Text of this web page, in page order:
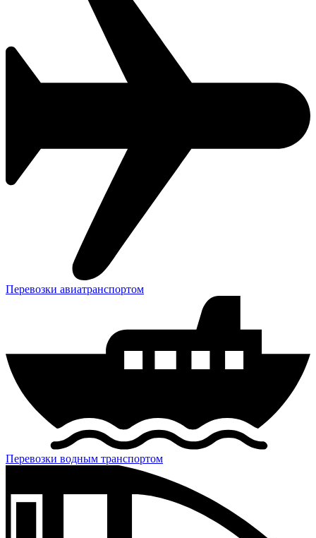
Перевозки авиатранспортом
Перевозки водным транспортом